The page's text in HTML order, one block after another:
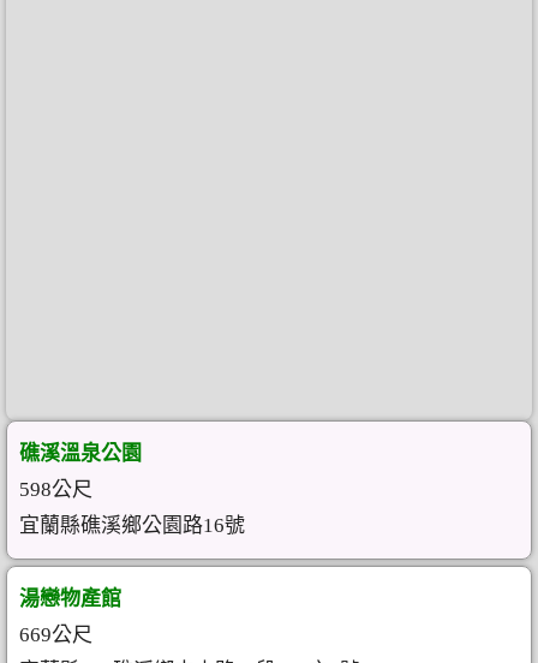
礁溪溫泉公園
598公尺
宜蘭縣礁溪鄉公園路16號
湯戀物產館
669公尺